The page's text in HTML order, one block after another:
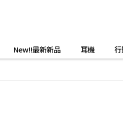
New!!最新新品 耳機